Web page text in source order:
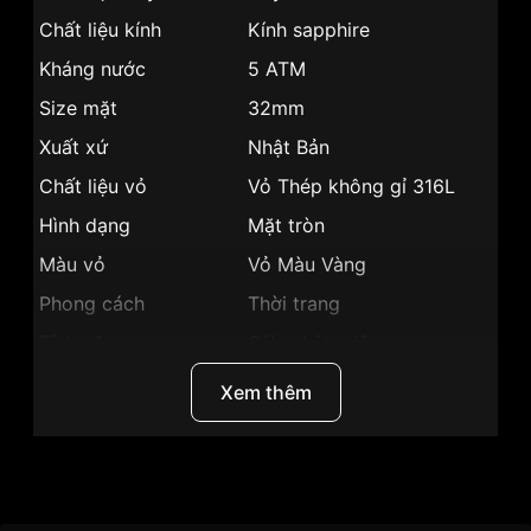
Chất liệu kính
Kính sapphire
Kháng nước
5 ATM
Size mặt
32mm
Xuất xứ
Nhật Bản
Chất liệu vỏ
Vỏ Thép không gỉ 316L
Hình dạng
Mặt tròn
Màu vỏ
Vỏ Màu Vàng
Phong cách
Thời trang
7mm
Mặt trắng
Xem thêm